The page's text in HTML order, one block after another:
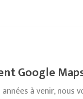
Google
à venir,